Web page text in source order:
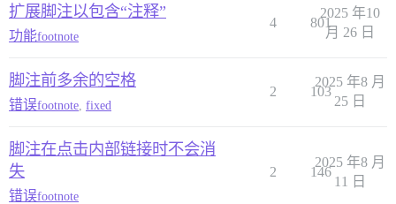
扩展脚注以包含“注释”
功能footnote
4 801
2025 年10
月 26 日
脚注前多余的空格
错误footnote fixed
2 103
2025 年8 月
25 日
脚注在点击内部链接时不会消
失
错误footnote
2 146
2025 年8 月
11 日